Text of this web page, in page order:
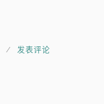
发表评论